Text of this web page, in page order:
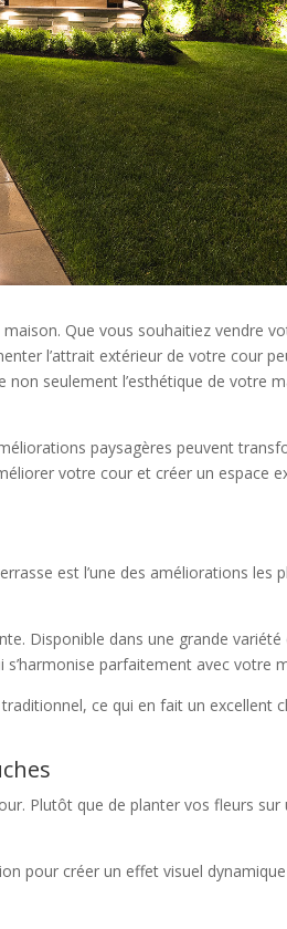
Que vous souhaitiez vendre
l’attrait extérieur de votre cour
seulement l’esthétique de votre
paysagères peuvent
votre cour et créer un espace
est l’une des améliorations les
Disponible dans une grande variété
parfaitement avec votre
ce qui en fait un excellent
Plutôt que de planter vos fleurs sur
pour créer un effet visuel dynamique